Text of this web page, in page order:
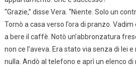
“Grazie,” disse Vera. “Niente. Solo un
Tornò a casa verso l’ora di pranzo.
a bere il caffè. Notò un’abbronzatura
non ce l’aveva. Era stato via senza di lei
nulla. Andò al telefono e aprì un elenco di